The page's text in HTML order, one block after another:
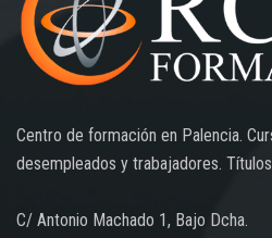
Centro de formación en Palencia.
desempleados y trabajadores.
C/ Antonio Machado 1, Bajo Dcha.